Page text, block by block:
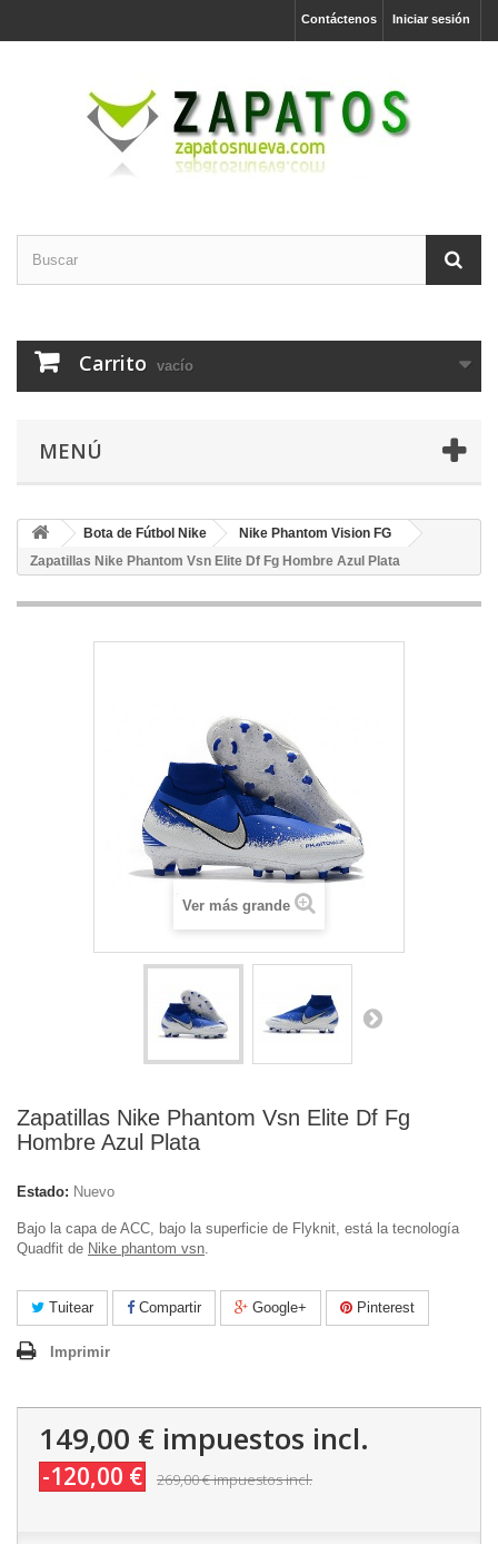
Iniciar sesión
Contáctenos
Carrito vacío
MENÚ
Bota de Fútbol Nike
Nike Phantom Vision FG
Zapatillas Nike Phantom Vsn Elite Df Fg Hombre Azul Plata
Ver más grande
Zapatillas Nike Phantom Vsn Elite Df Fg
Hombre Azul Plata
Estado: Nuevo
Bajo la capa de ACC, bajo la superficie de Flyknit, está la tecnología
Quadfit de Nike phantom vsn.
Tuitear Compartir Google+ Pinterest
Imprimir
149,00 € impuestos incl.
-120,00 € 269,00 €impuestos incl.